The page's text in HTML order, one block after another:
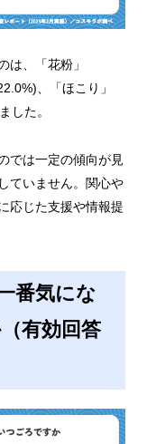
は、「花粉」
、「ほこり」
した。
では一定の傾向が見
ていません。関心や
応じた支援や情報提
番気にな
有効回答